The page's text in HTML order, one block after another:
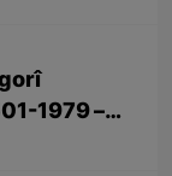
1979 –